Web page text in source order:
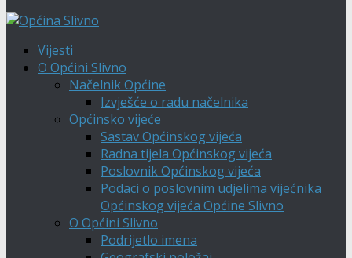
Vijesti
O Općini Slivno
Načelnik Općine
Izvješće o radu načelnika
Općinsko vijeće
Sastav Općinskog vijeća
Radna tijela Općinskog vijeća
Poslovnik Općinskog vijeća
Podaci o poslovnim udjelima vijećnika
Općinskog vijeća Općine Slivno
O Općini Slivno
Podrijetlo imena